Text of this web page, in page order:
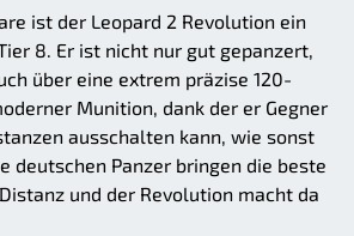
ist der Leopard 2 Revolution ein
8. Er ist nicht nur gut gepanzert,
über eine extrem präzise 120-
Munition, dank der er Gegner
ausschalten kann, wie sonst
deutschen Panzer bringen die beste
und der Revolution macht da